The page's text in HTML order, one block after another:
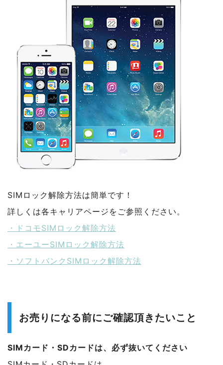
SIMロック解除方法は簡単です！
詳しくは各キャリアページをご参照ください。
・ドコモSIMロック解除方法
・エーユーSIMロック解除方法
・ソフトバンクSIMロック解除方法
お売りになる前にご確認頂きたいこと
SIMカード・SDカードは、必ず抜いてください